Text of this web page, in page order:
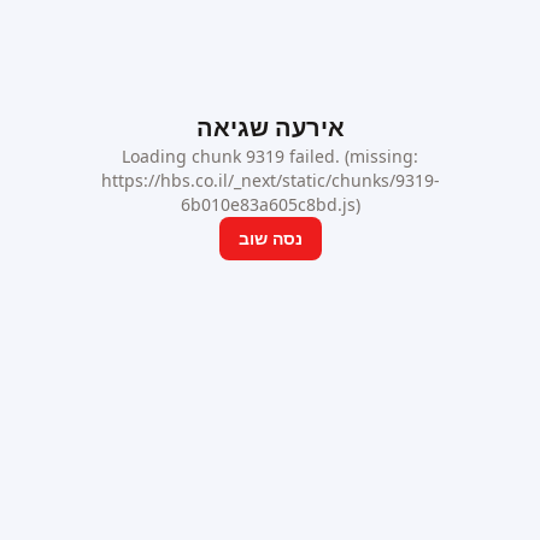
אירעה שגיאה
Loading chunk 9319 failed. (missing:
https://hbs.co.il/_next/static/chunks/9319-
6b010e83a605c8bd.js)